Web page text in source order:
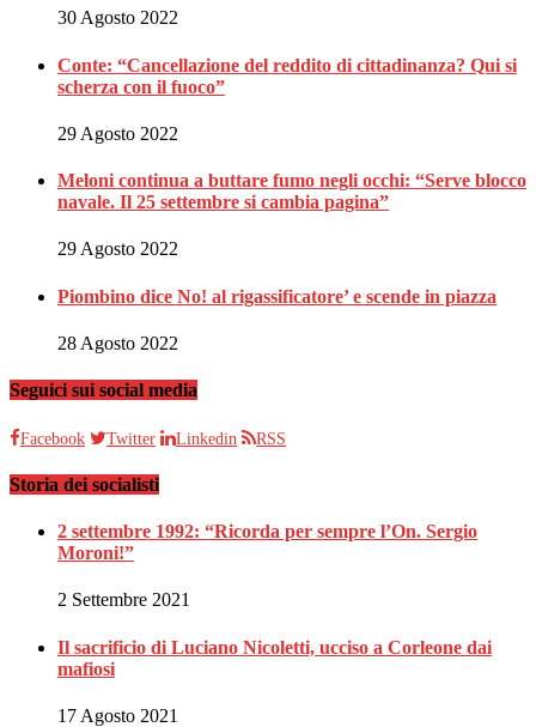
30 Agosto 2022
Conte: “Cancellazione del reddito di cittadinanza? Qui si
scherza con il fuoco”
29 Agosto 2022
Meloni continua a buttare fumo negli occhi: “Serve blocco
navale. Il 25 settembre si cambia pagina”
29 Agosto 2022
Piombino dice No! al rigassificatore’ e scende in piazza
28 Agosto 2022
Seguici sui social media
Facebook Twitter Linkedin RSS
Storia dei socialisti
2 settembre 1992: “Ricorda per sempre l’On. Sergio
Moroni!”
2 Settembre 2021
Il sacrificio di Luciano Nicoletti, ucciso a Corleone dai
mafiosi
17 Agosto 2021